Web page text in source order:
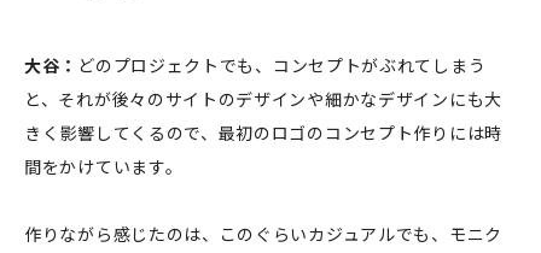
大谷： どのプロジェクトでも、コンセプトがぶれてしまう
と、それが後々のサイトのデザインや細かなデザインにも大
きく影響してくるので、最初のロゴのコンセプト作りには時
間をかけています。
作りながら感じたのは、このぐらいカジュアルでも、モニク